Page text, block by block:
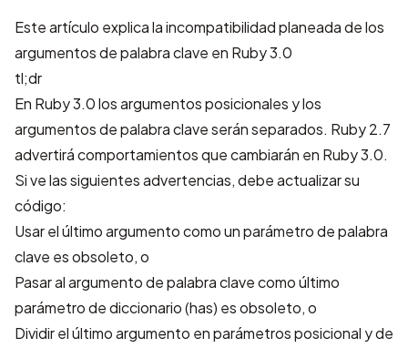
Este artículo explica la incompatibilidad planeada de los
argumentos de palabra clave en Ruby 3.0
tl;dr
En Ruby 3.0 los argumentos posicionales y los
argumentos de palabra clave serán separados. Ruby 2.7
advertirá comportamientos que cambiarán en Ruby 3.0.
Si ve las siguientes advertencias, debe actualizar su
código:
Usar el último argumento como un parámetro de palabra
clave es obsoleto, o
Pasar al argumento de palabra clave como último
parámetro de diccionario (has) es obsoleto, o
Dividir el último argumento en parámetros posicional y de